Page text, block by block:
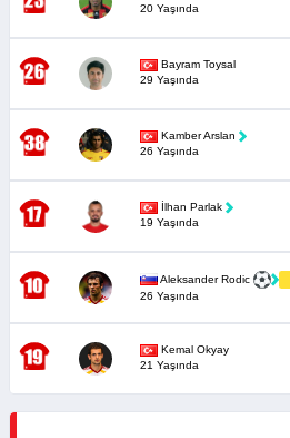
20 Yaşında
Bayram Toysal
29 Yaşında
Kamber Arslan
26 Yaşında
İlhan Parlak
19 Yaşında
Aleksander Rodic
26 Yaşında
Kemal Okyay
21 Yaşında